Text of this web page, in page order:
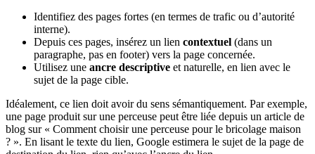
Identifiez des pages fortes (en termes de trafic ou d’autorité
interne).
Depuis ces pages, insérez un lien contextuel (dans un
paragraphe, pas en footer) vers la page concernée.
Utilisez une ancre descriptive et naturelle, en lien avec le
sujet de la page cible.
Idéalement, ce lien doit avoir du sens sémantiquement. Par exemple,
une page produit sur une perceuse peut être liée depuis un article de
blog sur « Comment choisir une perceuse pour le bricolage maison
? ». En lisant le texte du lien, Google estimera le sujet de la page de